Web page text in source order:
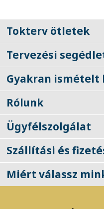
Tokterv ötletek
Tervezési
Gyakran ismételt
Rólunk
Ügyfélszolgálat
Szállítási és
Miért válassz